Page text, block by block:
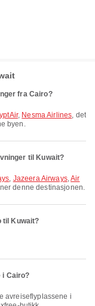
fra Cairo?
, Nesma Airlines, det
byen.
til Kuwait?
, Jazeera Airways,Air
denne destinasjonen.
til Kuwait?
i Cairo?
avreiseflyplassene i